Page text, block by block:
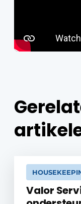
Valor